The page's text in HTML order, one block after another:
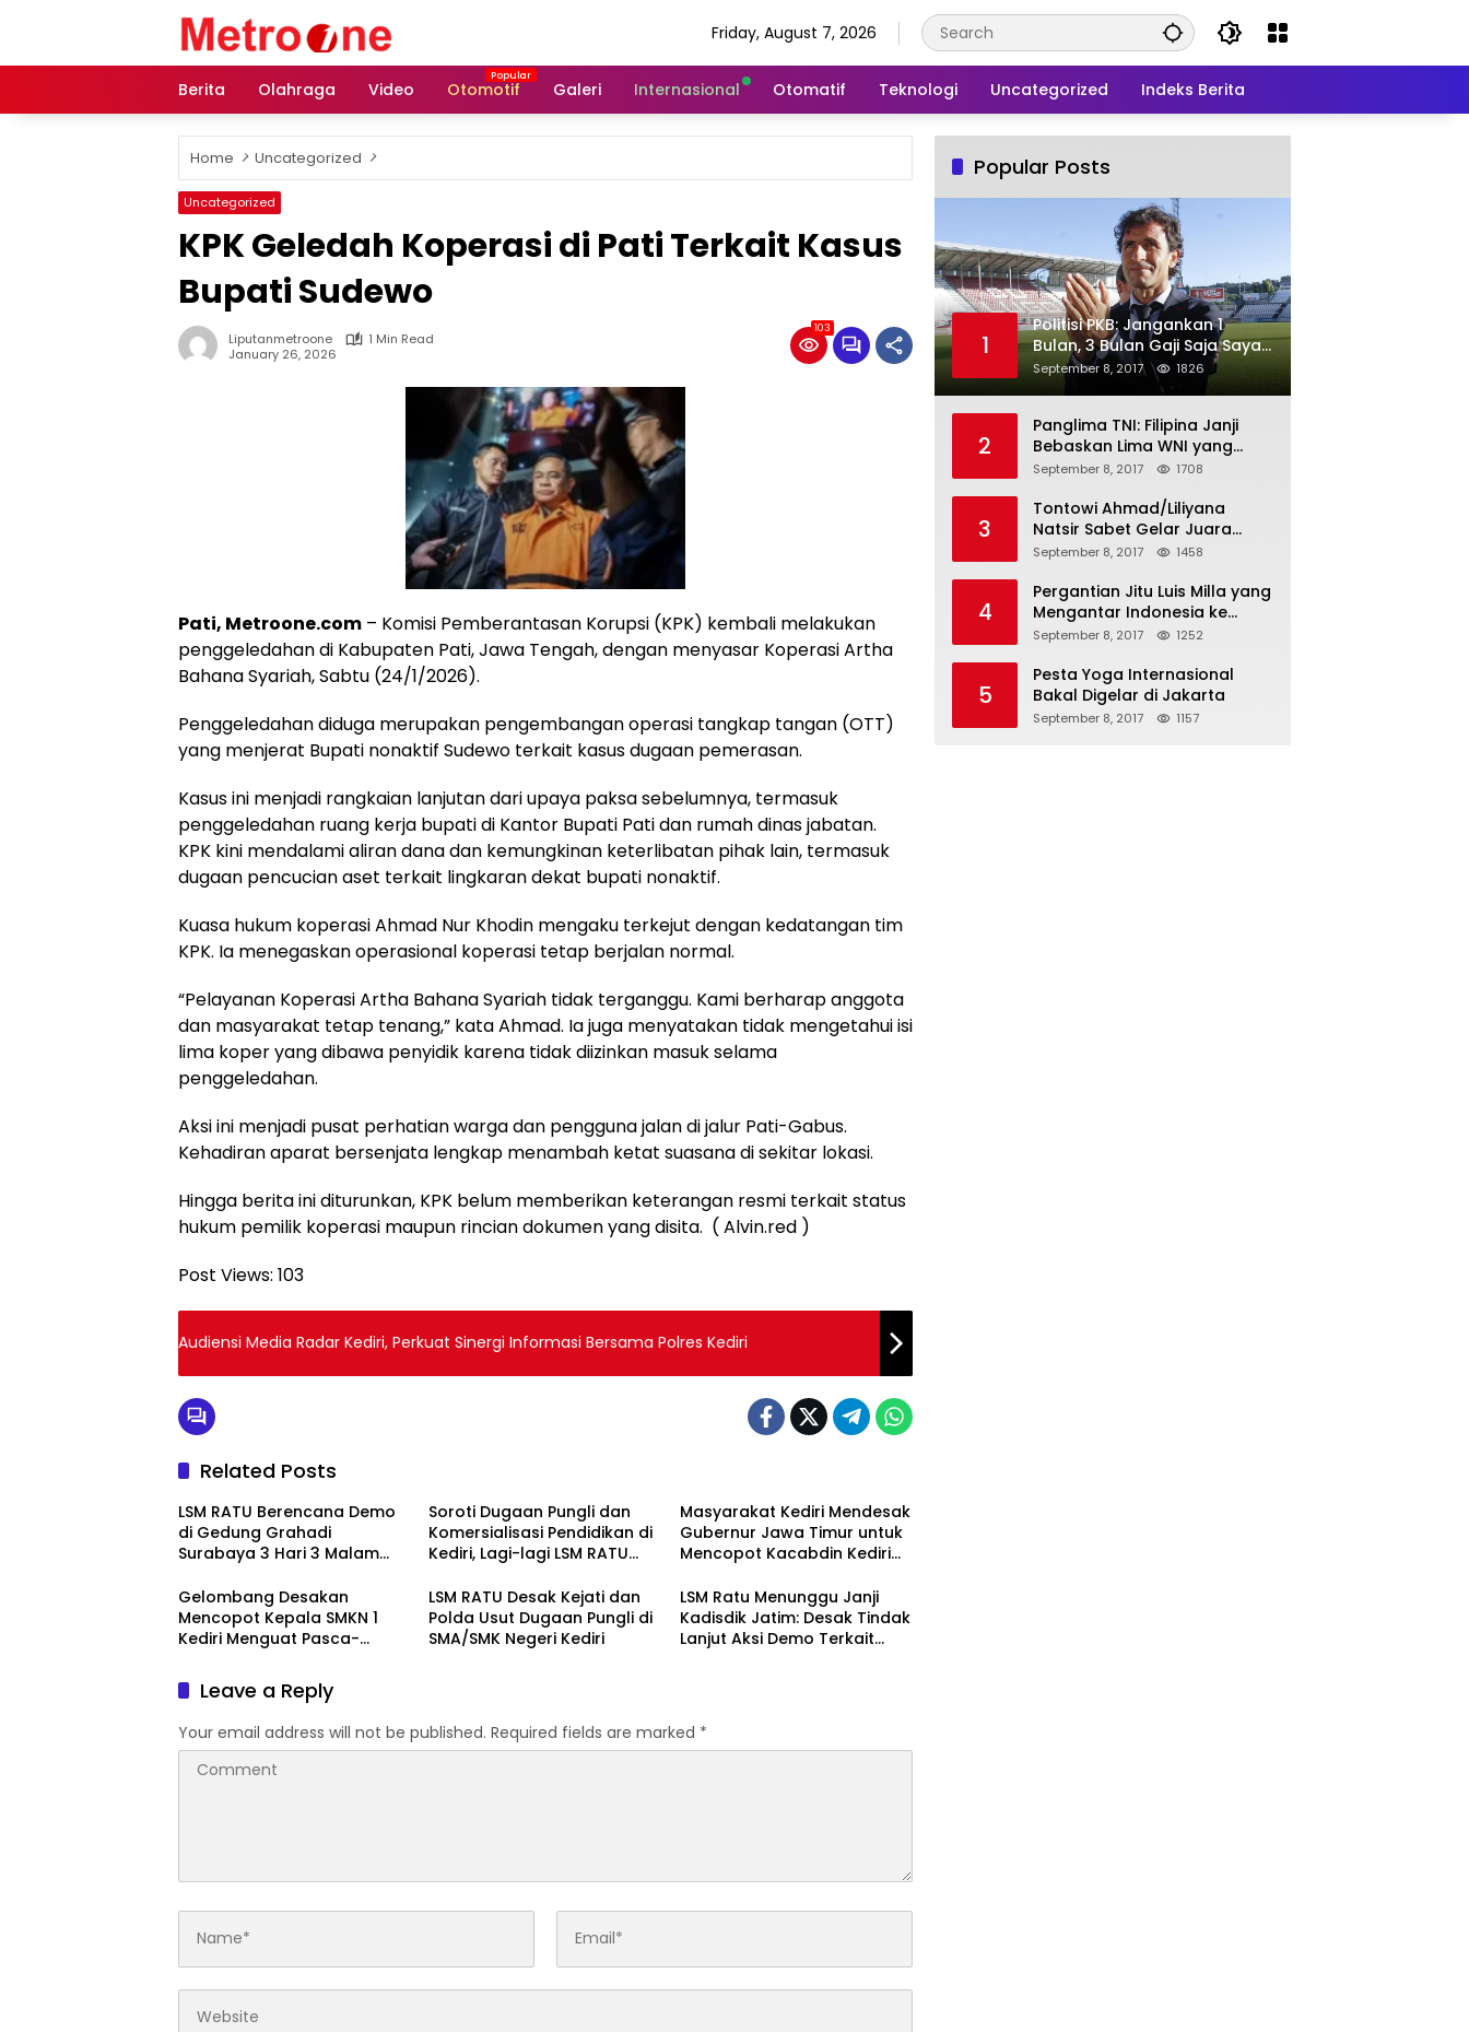
Friday, August 7, 2026
Berita Olahraga Video Otomotif Galeri Internasional Otomatif Teknologi Uncategorized Indeks Berita
Home Uncategorized
Uncategorized
KPK Geledah Koperasi di Pati Terkait Kasus
Bupati Sudewo
Liputanmetroone
1 Min Read
January 26, 2026
103
Pati, Metroone.com – Komisi Pemberantasan Korupsi (KPK) kembali melakukan
penggeledahan di Kabupaten Pati, Jawa Tengah, dengan menyasar Koperasi Artha
Bahana Syariah, Sabtu (24/1/2026).
Penggeledahan diduga merupakan pengembangan operasi tangkap tangan (OTT)
yang menjerat Bupati nonaktif Sudewo terkait kasus dugaan pemerasan.
Kasus ini menjadi rangkaian lanjutan dari upaya paksa sebelumnya, termasuk
penggeledahan ruang kerja bupati di Kantor Bupati Pati dan rumah dinas jabatan.
KPK kini mendalami aliran dana dan kemungkinan keterlibatan pihak lain, termasuk
dugaan pencucian aset terkait lingkaran dekat bupati nonaktif.
Kuasa hukum koperasi Ahmad Nur Khodin mengaku terkejut dengan kedatangan tim
KPK. Ia menegaskan operasional koperasi tetap berjalan normal.
“Pelayanan Koperasi Artha Bahana Syariah tidak terganggu. Kami berharap anggota
dan masyarakat tetap tenang,” kata Ahmad. Ia juga menyatakan tidak mengetahui isi
lima koper yang dibawa penyidik karena tidak diizinkan masuk selama
penggeledahan.
Aksi ini menjadi pusat perhatian warga dan pengguna jalan di jalur Pati-Gabus.
Kehadiran aparat bersenjata lengkap menambah ketat suasana di sekitar lokasi.
Hingga berita ini diturunkan, KPK belum memberikan keterangan resmi terkait status
hukum pemilik koperasi maupun rincian dokumen yang disita. ( Alvin.red )
Post Views: 103
Audiensi Media Radar Kediri, Perkuat Sinergi Informasi Bersama Polres Kediri
Related Posts
LSM RATU Berencana Demo
di Gedung Grahadi
Surabaya 3 Hari 3 Malam
Marakanya Pungli dan
Korupsi di Cabang Dinas
Pendidikan Kediri
Soroti Dugaan Pungli dan
Komersialisasi Pendidikan di
Kediri, Lagi-lagi LSM RATU
Pemberitahuan Aksi Damai
ke Polrestabes Surabaya
Masyarakat Kediri Mendesak
Gubernur Jawa Timur untuk
Mencopot Kacabdin Kediri
Pendidikan di Kediri
Gelombang Desakan
Mencopot Kepala SMKN 1
Kediri Menguat Pasca-
Doxing
LSM RATU Desak Kejati dan
Polda Usut Dugaan Pungli di
SMA/SMK Negeri Kediri
LSM Ratu Menunggu Janji
Kadisdik Jatim: Desak Tindak
Lanjut Aksi Demo Terkait
Leave a Reply
Your email address will not be published. Required fields are marked *
Popular Posts
1
Politisi PKB: Jangankan 1
Bulan, 3 Bulan Gaji Saja Saya
Siap untuk Rohingya
September 8, 2017 1826
2
Panglima TNI: Filipina Janji
Bebaskan Lima WNI yang
Disandera Abu Sayyaf
September 8, 2017 1708
3
Tontowi Ahmad/Liliyana
Natsir Sabet Gelar Juara
Dunia Kedua
September 8, 2017 1458
4
Pergantian Jitu Luis Milla yang
Mengantar Indonesia ke
Semifinal
September 8, 2017 1252
5
Pesta Yoga Internasional
Bakal Digelar di Jakarta
September 8, 2017 1157